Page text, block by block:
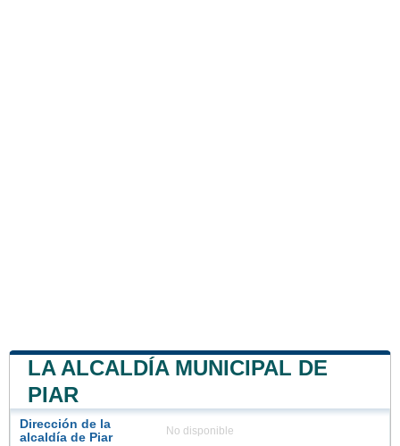
LA ALCALDÍA MUNICIPAL DE
PIAR
Dirección de la
alcaldía de Piar
No disponible